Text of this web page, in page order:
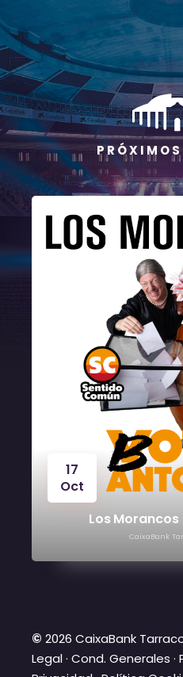
P R Ó X I M O
24
© 2026 CaixaBank
Legal·Cond. Generales ·